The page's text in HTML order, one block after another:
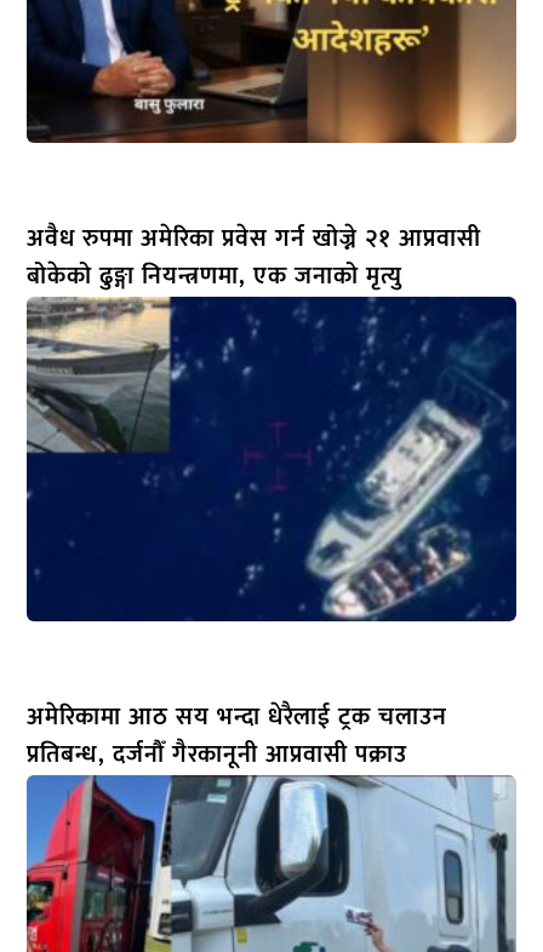
अवैध रुपमा अमेरिका प्रवेस गर्न खोज्ने २१ आप्रवासी
बोकेको ढुङ्गा नियन्त्रणमा, एक जनाको मृत्यु
अमेरिकामा आठ सय भन्दा धेरैलाई ट्रक चलाउन
प्रतिबन्ध, दर्जनौँ गैरकानूनी आप्रवासी पक्राउ